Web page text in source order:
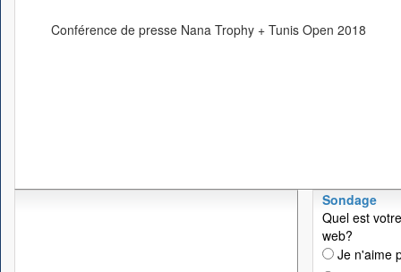
Conférence de presse Nana Trophy + Tunis Open 2018
Sondage
Quel est
web?
Je n'aime